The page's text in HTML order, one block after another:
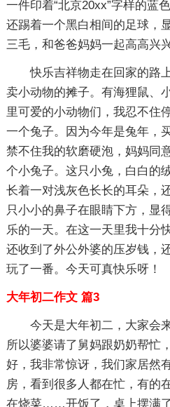
一件印着“北京20xx”字样的蓝
还踢着一个黑白相间的足球，
三毛，和爸爸妈妈一起高高兴
快乐吉祥物走在回家的路
卖小动物的摊子。有海狸鼠、
里可爱的小动物们，我忍不住
一个兔子。因为今年是兔年，
禁不住我的软磨硬泡，妈妈同
个小兔子。这只小兔，白白的
长着一对浅灰色长长的耳朵，
只小小的鼻子在眼睛下方，显
乐的一天。在这一天里我十分
还收到了外公外婆的压岁钱，
玩了一番。今天可真快乐呀！
大年初二作文 篇3
今天是大年初二，大家会
所以婆婆请了舅妈跟奶奶帮忙
好，我非常惊讶，我们家居然
房，看到很多人都在忙，有的
在烧菜……开饭了，桌上摆满